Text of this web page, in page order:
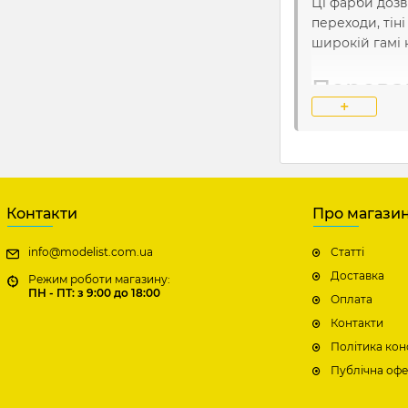
переходи,
широкій гамі
В цілому,
Швидке
Широкий
саме ті
+
Контакти
info@modelist.com.ua
Режим роботи магазину:
ПН - ПТ: з 9:00 до 18:00
Про
Статті
Доставка
Оплата
Контакти
Політика
Публічна